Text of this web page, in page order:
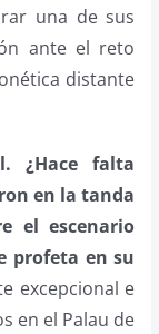
una de sus
ante el reto
distante
¿Hace falta
en la tanda
el escenario
profeta en su
excepcional e
en el Palau de